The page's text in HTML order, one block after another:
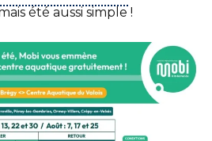
été aussi simple !